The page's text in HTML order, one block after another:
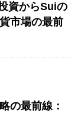
資からSuiの
市場の最前
の最前線：